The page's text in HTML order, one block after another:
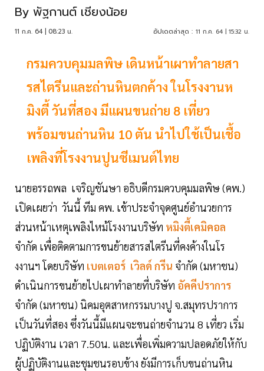
By พัฐกานต์ เชียงน้อย
11 ก.ค. 64 | 08:23 น. อัปเดตล่าสุด : 11 ก.ค. 64 | 15:32 น.
กรมควบคุมมลพิษ เดินหน้าเผาทำลายสา
รสไตรีนและถ่านหินตกค้าง ในโรงงานห
มิงตี้ วันที่สอง มีแผนขนถ่าย 8 เที่ยว
พร้อมขนถ่านหิน 10 ตัน นำไปใช้เป็นเชื้อ
เพลิงที่โรงงานปูนซีเมนต์ไทย
นายอรรถพล เจริญชันษา อธิบดีกรมควบคุมมลพิษ (คพ.)
เปิดเผยว่า วันนี้ ทีม คพ. เข้าประจำจุดศูนย์อำนวยการ
ส่วนหน้าเหตุเพลิงไหม้โรงงานบริษัท หมิงตี้เคมิคอล
จำกัด เพื่อติดตามการขนย้ายสารสไตรีนที่คงค้างในโร
งงานฯ โดยบริษัท เบตเตอร์ เวิลด์ กรีน จำกัด (มหาชน)
ดำเนินการขนย้ายไปเผาทำลายที่บริษัท อัคคีปราการ
จำกัด (มหาชน) นิคมอุตสาหกรรมบางปู จ.สมุทรปราการ
เป็นวันที่สอง ซึ่งวันนี้มีแผนจะขนถ่ายจำนวน 8 เที่ยว เริ่ม
ปฏิบัติงาน เวลา 7.50น. และเพื่อเพิ่มความปลอดภัยให้กับ
ผู้ปฏิบัติงานและชุมชนรอบข้าง ยังมีการเก็บขนถ่านหิน